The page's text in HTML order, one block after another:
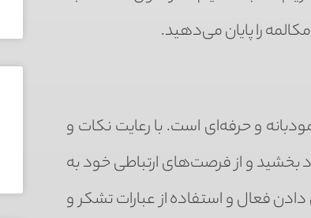
را پایان می‌دهید.
و حرفه‌ای است. با رعایت نکات و
بخشید و از فرصت‌های ارتباطی خود به
فعال و استفاده از عبارات تشکر و